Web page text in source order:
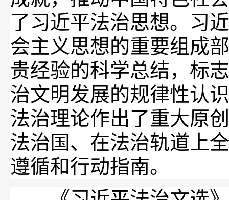
了习近平法治思想。习
会主义思想的重要组成
贵经验的科学总结，标
治文明发展的规律性认
法治理论作出了重大原
法治国、在法治轨道上
遵循和行动指南。